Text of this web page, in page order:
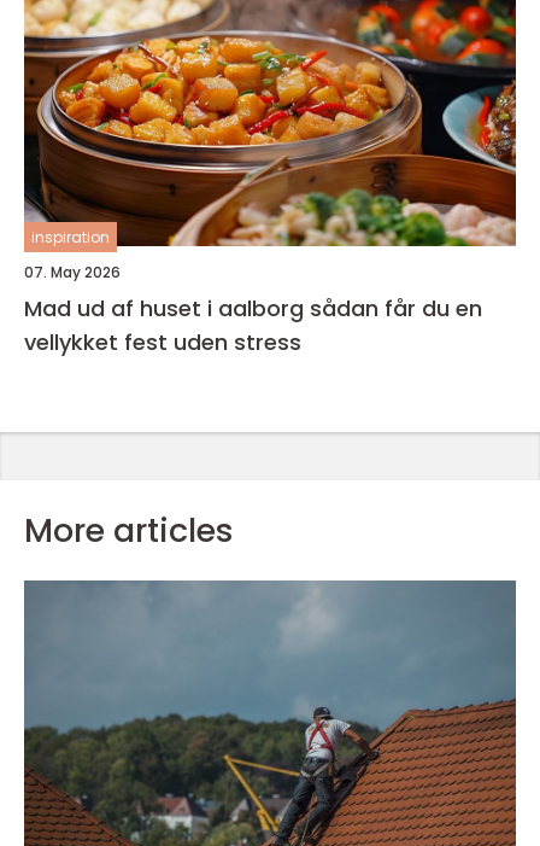
inspiration
07. May 2026
Mad ud af huset i aalborg sådan får du en
vellykket fest uden stress
More articles